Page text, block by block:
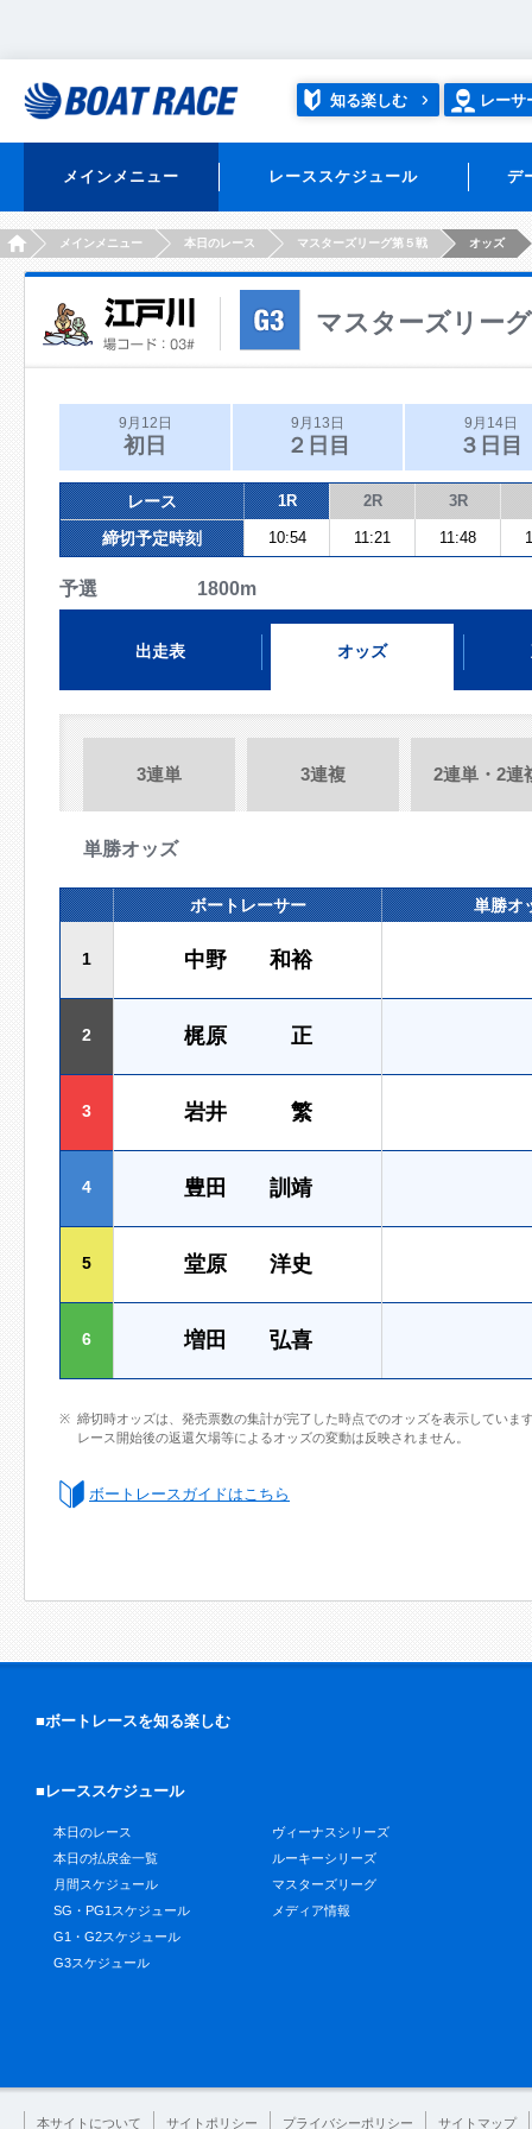
知る楽しむ レーサ
メインメニュー レーススケジュール デ
HOMEメインメニュー 本日のレース マスターズリーグ第５戦 オッズ
マスターズリー
9月12日
初日
9月13日
２日目
9月14日
３日目
レース 1R 2R 3R
締切予定時刻 10:54 11:21 11:48
予選 1800m
出走表 オッズ
3連単 3連複 2連単・2連
単勝オッズ
ボートレーサー 単勝オ
1 中野 和裕
2 梶原 正
3 岩井 繁
4 豊田 訓靖
5 堂原 洋史
6 増田 弘喜
締切時オッズは、発売票数の集計が完了した時点でのオッズを表示していま
レース開始後の返還欠場等によるオッズの変動は反映されません。
ボートレースガイドはこちら
■ボートレースを知る楽しむ
■レーススケジュール
本日のレース
本日の払戻金一覧
月間スケジュール
SG・PG1スケジュール
G1・G2スケジュール
G3スケジュール
ヴィーナスシリーズ
ルーキーシリーズ
マスターズリーグ
メディア情報
本サイトについて サイトポリシー プライバシーポリシー サイトマップ